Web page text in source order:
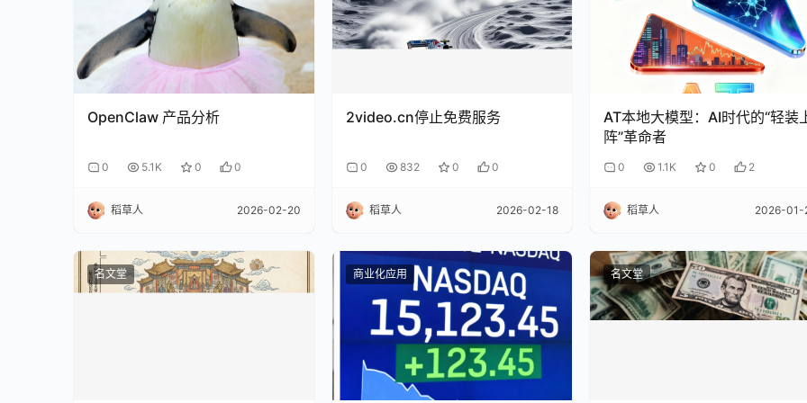
OpenClaw 产品分析
0 5.1K 0 0
稻草人 2026-02-20
2video.cn停止免费服务
0 832 0 0
稻草人 2026-02-18
AT本地大模型：AI时代的“轻装
阵”革命者
0 1.1K 0 2
稻草人 2026-01-
名文堂 商业化应用 名文堂